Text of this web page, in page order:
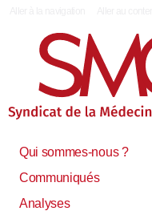
Qui sommes-nous ?
Communiqués
Analyses